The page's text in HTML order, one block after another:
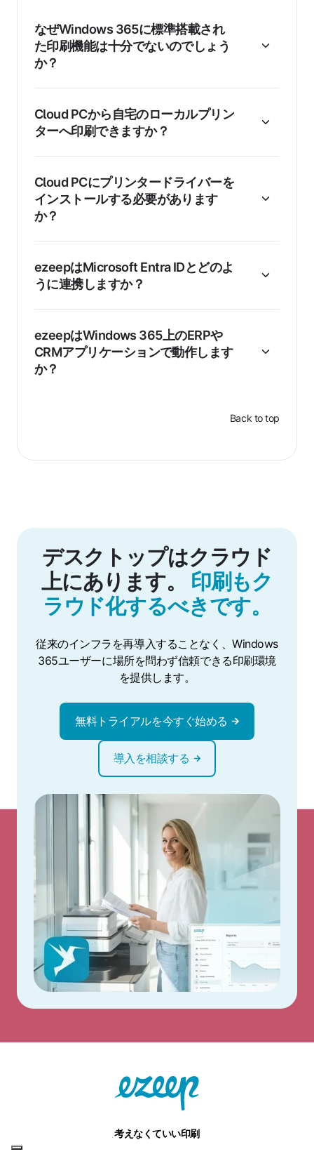
なぜWindows 365に標準搭載され
た印刷機能は十分でないのでしょう
か？
Cloud PCから自宅のローカルプリン
ターへ印刷できますか？
Cloud PCにプリンタードライバーを
インストールする必要があります
か？
ezeepはMicrosoft Entra IDとどのよ
うに連携しますか？
ezeepはWindows 365上のERPや
CRMアプリケーションで動作します
か？
Back to top
デスクトップはクラウド
上にあります。 印刷もク
ラウド化するべきです。
従来のインフラを再導入することなく、Windows
365ユーザーに場所を問わず信頼できる印刷環境
を提供します。
無料トライアルを今すぐ始める
導入を相談する
考えなくていい印刷